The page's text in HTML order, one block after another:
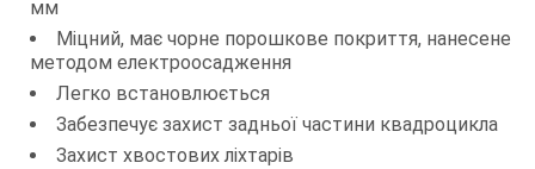
мм
Міцний, має чорне порошкове покриття, нанесене
методом електроосадження
Легко встановлюється
Забезпечує захист задньої частини квадроцикла
Захист хвостових ліхтарів